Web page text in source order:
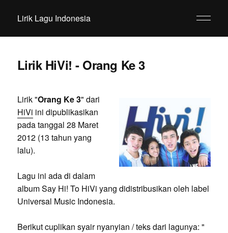
Lirik Lagu Indonesia
Lirik HiVi! - Orang Ke 3
Lirik "Orang Ke 3" dari
HiVi ini dipublikasikan
pada tanggal 28 Maret
2012 (13 tahun yang
lalu).
Lagu ini ada di dalam
album Say Hi! To HiVi yang didistribusikan oleh label
Universal Music Indonesia.
Berikut cuplikan syair nyanyian / teks dari lagunya: "